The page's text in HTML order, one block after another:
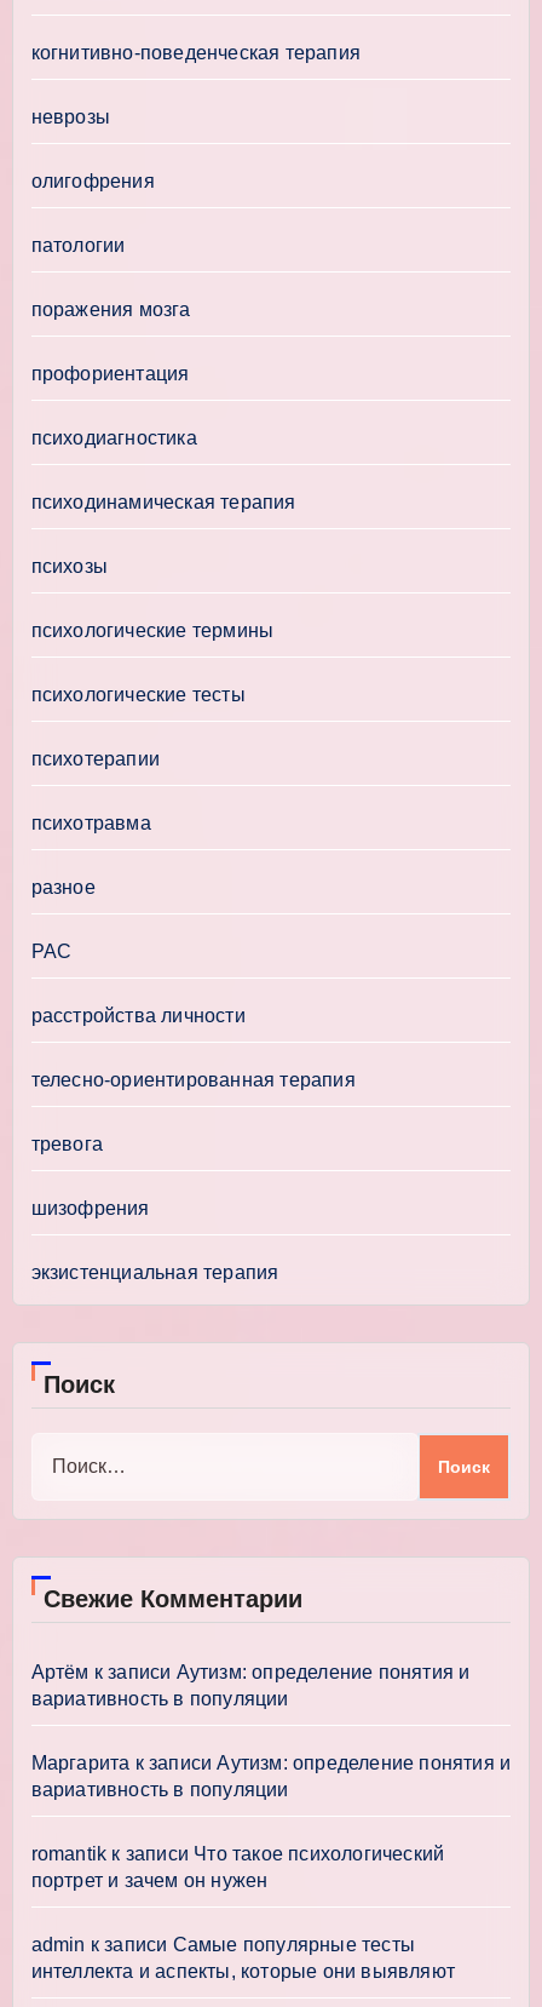
когнитивно-поведенческая терапия
неврозы
олигофрения
патологии
поражения мозга
профориентация
психодиагностика
психодинамическая терапия
психозы
психологические термины
психологические тесты
психотерапии
психотравма
разное
РАС
расстройства личности
телесно-ориентированная терапия
тревога
шизофрения
экзистенциальная терапия
Поиск
Свежие Комментарии
Артём к записи Аутизм: определение понятия и
вариативность в популяции
Маргарита к записиАутизм: определение понятия и
вариативность в популяции
romantik к записи Что такое психологический
портрет и зачем он нужен
admin к записи Самые популярные тесты
интеллекта и аспекты, которые они выявляют